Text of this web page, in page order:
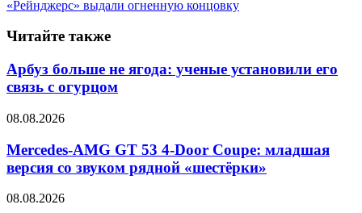
«Рейнджерс» выдали огненную концовку
Читайте также
Арбуз больше не ягода: ученые установили его
связь с огурцом
08.08.2026
Mercedes-AMG GT 53 4-Door Coupe: младшая
версия со звуком рядной «шестёрки»
08.08.2026